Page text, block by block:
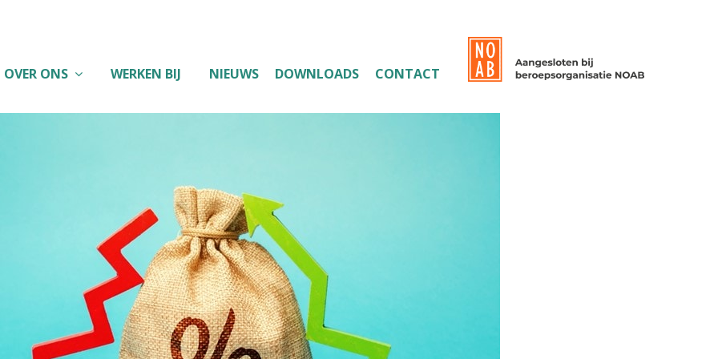
OVER ONS WERKEN BIJ NIEUWS DOWNLOADS CONTACT